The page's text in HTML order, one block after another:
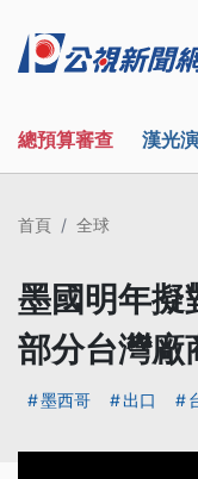
總預算審查 漢光
首頁 全球
墨國明年擬
部分台灣廠
墨西哥 出口